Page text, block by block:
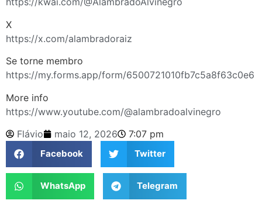
X
https://x.com/alambradoraiz
Se torne membro
https://my.forms.app/form/6500721010fb7c5a8f63c0e6
More info
https://www.youtube.com/@alambradoalvinegro
Flávio
maio 12, 2026 7:07 pm
Facebook Twitter
WhatsApp Telegram